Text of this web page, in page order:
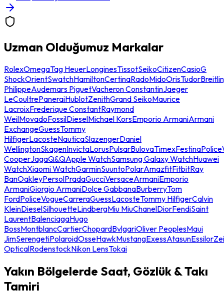
Uzman Olduğumuz Markalar
RolexOmegaTag HeuerLonginesTissotSeikoCitizenCasioG
ShockOrientSwatchHamiltonCertinaRadoMidoOrisTudor
PhilippeAudemars PiguetVacheron ConstantinJaeger
LeCoultrePaneraiHublotZenithGrand SeikoMaurice
LacroixFrederique ConstantRaymond
WeilMovadoFossilDieselMichael KorsEmporio ArmaniArmani
ExchangeGuessTommy
HilfigerLacosteNauticaSlazengerDaniel
WellingtonSkagenInvictaLorusPulsarBulovaTimexFestinaPolice
CooperJagaQ&QApple WatchSamsung Galaxy WatchHuawei
WatchXiaomi WatchGarminSuuntoPolarAmazfitFitbitRay
BanOakleyPersolPradaGucciVersaceArmaniEmporio
ArmaniGiorgio ArmaniDolce GabbanaBurberryTom
FordPoliceVogueCarreraGuessLacosteTommy HilfigerCalvin
KleinDieselSilhouetteLindbergMiu MiuChanelDiorFendiSaint
LaurentBalenciagaHugo
BossMontblancCartierChopardBvlgariOliver PeoplesMaui
JimSerengetiPolaroidOsseHawkMustangExessAtasunEssilor
OpticalRodenstockNikon LensTokai
Yakın Bölgelerde Saat, Gözlük & Takı
Tamiri